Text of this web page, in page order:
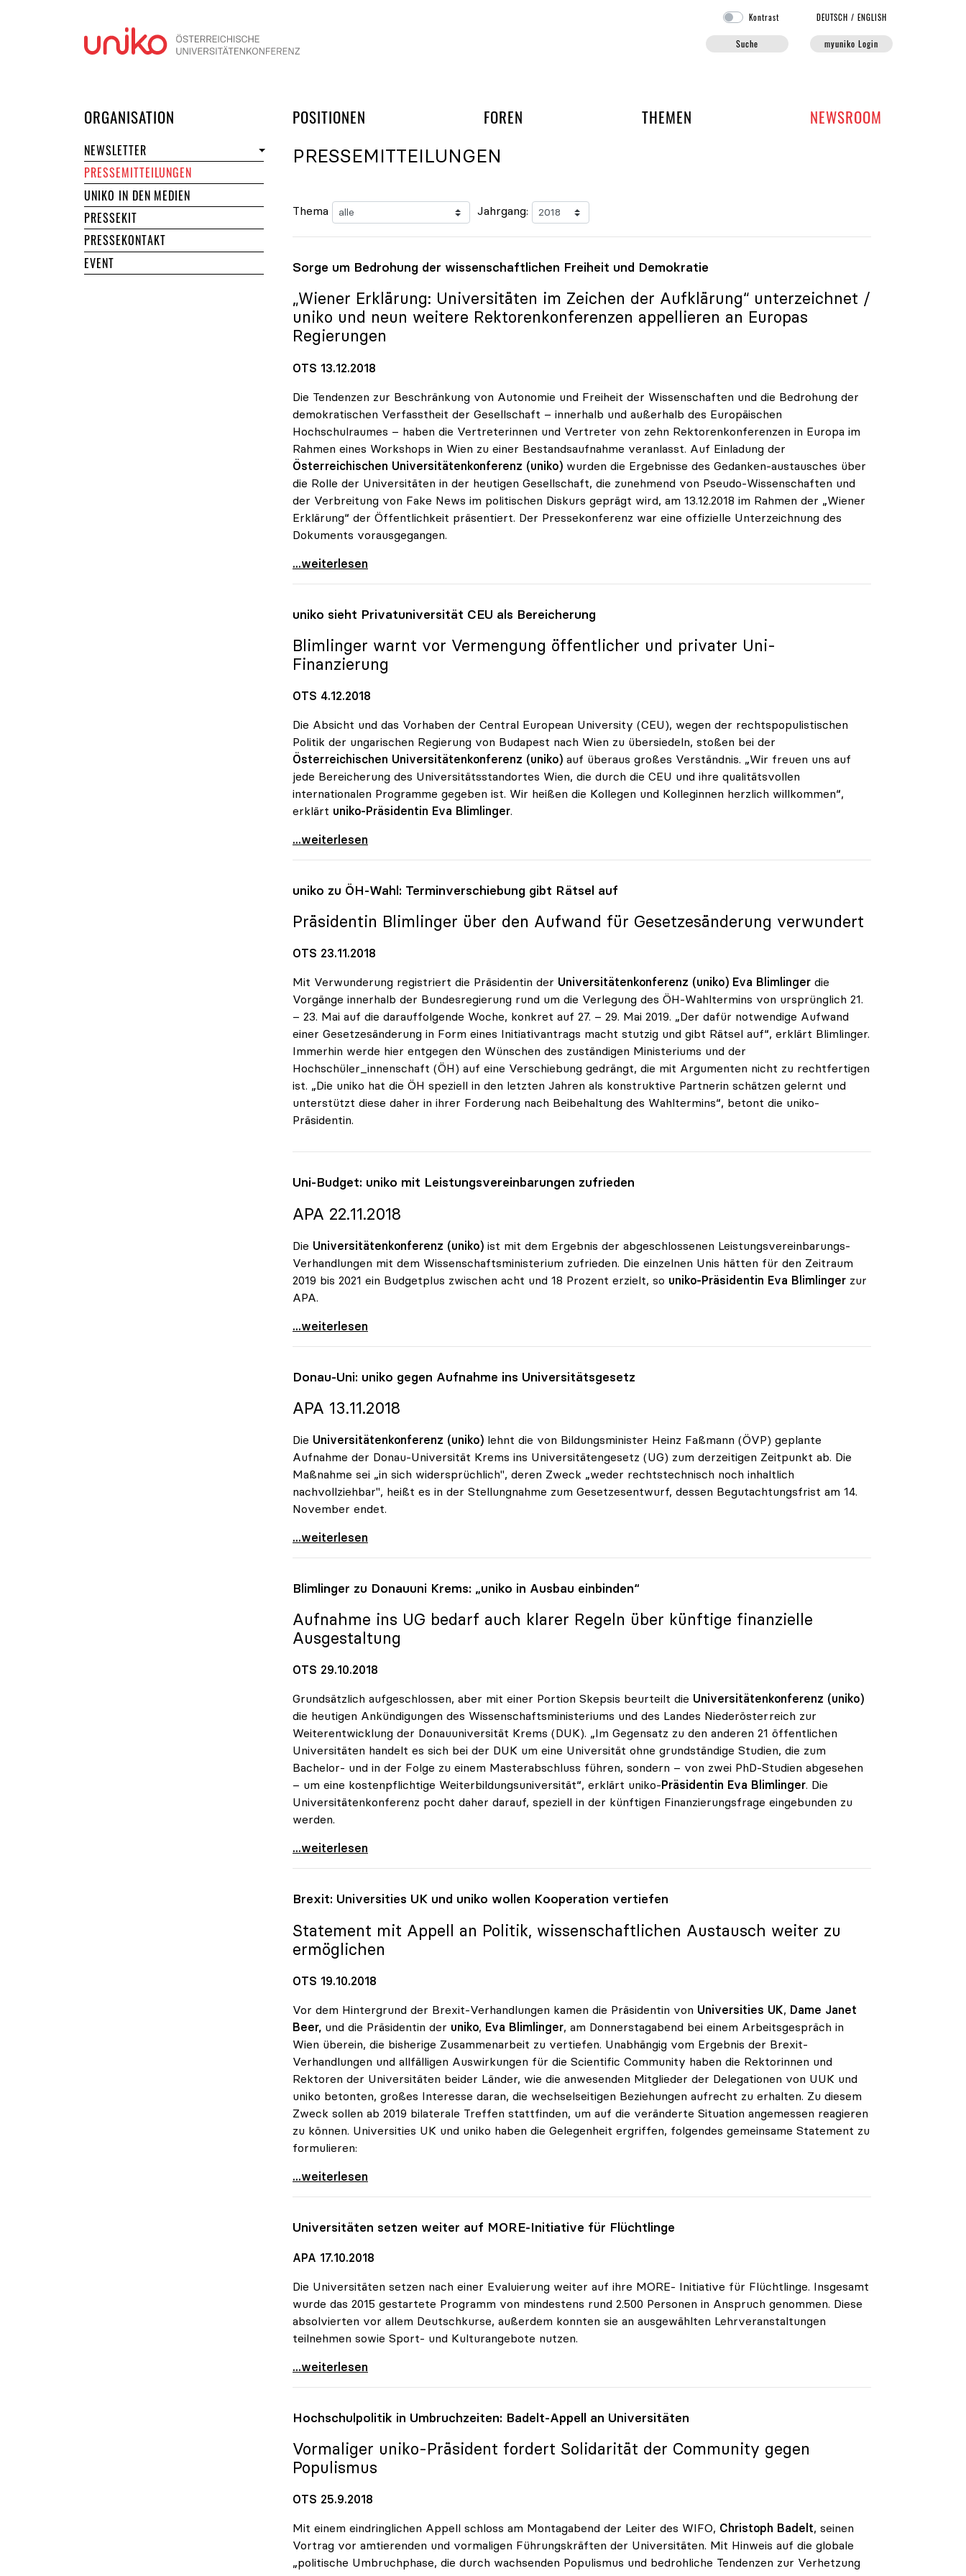
Kontrast DEUTSCH /ENGLISH
Suche myuniko Login
ORGANISATION POSITIONEN FOREN UND ARBEITSGRUPPEN DER UNIKO
THEMEN NEWSROOM
NEWSLETTER
PRESSEMITTEILUNGEN
UNIKO IN DEN MEDIEN
PRESSEKIT
PRESSEKONTAKT
EVENT
PRESSEMITTEILUNGEN
Thema Jahrgang:
Sorge um Bedrohung der wissenschaftlichen Freiheit und Demokratie
„Wiener Erklärung: Universitäten im Zeichen der Aufklärung“ unterzeichnet /
uniko und neun weitere Rektorenkonferenzen appellieren an Europas
Regierungen
OTS 13.12.2018
Die Tendenzen zur Beschränkung von Autonomie und Freiheit der Wissenschaften und die Bedrohung der
demokratischen Verfasstheit der Gesellschaft – innerhalb und außerhalb des Europäischen
Hochschulraumes – haben die Vertreterinnen und Vertreter von zehn Rektorenkonferenzen in Europa im
Rahmen eines Workshops in Wien zu einer Bestandsaufnahme veranlasst. Auf Einladung der
Österreichischen Universitätenkonferenz (uniko) wurden die Ergebnisse des Gedanken-austausches über
die Rolle der Universitäten in der heutigen Gesellschaft, die zunehmend von Pseudo-Wissenschaften und
der Verbreitung von Fake News im politischen Diskurs geprägt wird, am 13.12.2018 im Rahmen der „Wiener
Erklärung“ der Öffentlichkeit präsentiert. Der Pressekonferenz war eine offizielle Unterzeichnung des
Dokuments vorausgegangen.
Sorge um Bedrohung der wissenschaftlichen Freiheit
...weiterlesen
uniko sieht Privatuniversität CEU als Bereicherung
Blimlinger warnt vor Vermengung öffentlicher und privater Uni-
Finanzierung
OTS 4.12.2018
Die Absicht und das Vorhaben der Central European University (CEU), wegen der rechtspopulistischen
Politik der ungarischen Regierung von Budapest nach Wien zu übersiedeln, stoßen bei der
Österreichischen Universitätenkonferenz (uniko) auf überaus großes Verständnis. „Wir freuen uns auf
jede Bereicherung des Universitätsstandortes Wien, die durch die CEU und ihre qualitätsvollen
internationalen Programme gegeben ist. Wir heißen die Kollegen und Kolleginnen herzlich willkommen“,
erklärt uniko-Präsidentin Eva Blimlinger.
uniko sieht Privatuniversität CEU als Bereicherung
...weiterlesen
uniko zu ÖH-Wahl: Terminverschiebung gibt Rätsel auf
Präsidentin Blimlinger über den Aufwand für Gesetzesänderung verwundert
OTS 23.11.2018
Mit Verwunderung registriert die Präsidentin der Universitätenkonferenz (uniko) Eva Blimlinger die
Vorgänge innerhalb der Bundesregierung rund um die Verlegung des ÖH-Wahltermins von ursprünglich 21.
– 23. Mai auf die darauffolgende Woche, konkret auf 27. – 29. Mai 2019. „Der dafür notwendige Aufwand
einer Gesetzesänderung in Form eines Initiativantrags macht stutzig und gibt Rätsel auf“, erklärt Blimlinger.
Immerhin werde hier entgegen den Wünschen des zuständigen Ministeriums und der
Hochschüler_innenschaft (ÖH) auf eine Verschiebung gedrängt, die mit Argumenten nicht zu rechtfertigen
ist. „Die uniko hat die ÖH speziell in den letzten Jahren als konstruktive Partnerin schätzen gelernt und
unterstützt diese daher in ihrer Forderung nach Beibehaltung des Wahltermins“, betont die uniko-
Präsidentin.
Uni-Budget: uniko mit Leistungsvereinbarungen zufrieden
APA 22.11.2018
Die Universitätenkonferenz (uniko) ist mit dem Ergebnis der abgeschlossenen Leistungsvereinbarungs-
Verhandlungen mit dem Wissenschaftsministerium zufrieden. Die einzelnen Unis hätten für den Zeitraum
2019 bis 2021 ein Budgetplus zwischen acht und 18 Prozent erzielt, so uniko-Präsidentin Eva Blimlinger zur
APA.
Uni-Budget: uniko mit Leistungsvereinbarungen
...weiterlesen
Donau-Uni: uniko gegen Aufnahme ins Universitätsgesetz
APA 13.11.2018
Die Universitätenkonferenz (uniko) lehnt die von Bildungsminister Heinz Faßmann (ÖVP) geplante
Aufnahme der Donau-Universität Krems ins Universitätengesetz (UG) zum derzeitigen Zeitpunkt ab. Die
Maßnahme sei „in sich widersprüchlich", deren Zweck „weder rechtstechnisch noch inhaltlich
nachvollziehbar", heißt es in der Stellungnahme zum Gesetzesentwurf, dessen Begutachtungsfrist am 14.
November endet.
Donau-Uni: uniko gegen Aufnahme ins
...weiterlesen
Blimlinger zu Donauuni Krems: „uniko in Ausbau einbinden“
Aufnahme ins UG bedarf auch klarer Regeln über künftige finanzielle
Ausgestaltung
OTS 29.10.2018
Grundsätzlich aufgeschlossen, aber mit einer Portion Skepsis beurteilt die Universitätenkonferenz (uniko)
die heutigen Ankündigungen des Wissenschaftsministeriums und des Landes Niederösterreich zur
Weiterentwicklung der Donauuniversität Krems (DUK). „Im Gegensatz zu den anderen 21 öffentlichen
Universitäten handelt es sich bei der DUK um eine Universität ohne grundständige Studien, die zum
Bachelor- und in der Folge zu einem Masterabschluss führen, sondern – von zwei PhD-Studien abgesehen
– um eine kostenpflichtige Weiterbildungsuniversität“, erklärt uniko-Präsidentin Eva Blimlinger. Die
Universitätenkonferenz pocht daher darauf, speziell in der künftigen Finanzierungsfrage eingebunden zu
werden.
Blimlinger zu Donauuni Krems: „uniko in Ausbau
...weiterlesen
Brexit: Universities UK und uniko wollen Kooperation vertiefen
Statement mit Appell an Politik, wissenschaftlichen Austausch weiter zu
ermöglichen
OTS 19.10.2018
Vor dem Hintergrund der Brexit-Verhandlungen kamen die Präsidentin von Universities UK, Dame Janet
Beer, und die Präsidentin der uniko, Eva Blimlinger, am Donnerstagabend bei einem Arbeitsgespräch in
Wien überein, die bisherige Zusammenarbeit zu vertiefen. Unabhängig vom Ergebnis der Brexit-
Verhandlungen und allfälligen Auswirkungen für die Scientific Community haben die Rektorinnen und
Rektoren der Universitäten beider Länder, wie die anwesenden Mitglieder der Delegationen von UUK und
uniko betonten, großes Interesse daran, die wechselseitigen Beziehungen aufrecht zu erhalten. Zu diesem
Zweck sollen ab 2019 bilaterale Treffen stattfinden, um auf die veränderte Situation angemessen reagieren
zu können. Universities UK und uniko haben die Gelegenheit ergriffen, folgendes gemeinsame Statement zu
formulieren:
Brexit: Universities UK und uniko wollen
...weiterlesen
Universitäten setzen weiter auf MORE-Initiative für Flüchtlinge
APA 17.10.2018
Die Universitäten setzen nach einer Evaluierung weiter auf ihre MORE- Initiative für Flüchtlinge. Insgesamt
wurde das 2015 gestartete Programm von mindestens rund 2.500 Personen in Anspruch genommen. Diese
absolvierten vor allem Deutschkurse, außerdem konnten sie an ausgewählten Lehrveranstaltungen
teilnehmen sowie Sport- und Kulturangebote nutzen.
Universitäten setzen weiter auf MORE-Initiative
...weiterlesen
Hochschulpolitik in Umbruchzeiten: Badelt-Appell an Universitäten
Vormaliger uniko-Präsident fordert Solidarität der Community gegen
Populismus
OTS 25.9.2018
Mit einem eindringlichen Appell schloss am Montagabend der Leiter des WIFO, Christoph Badelt, seinen
Vortrag vor amtierenden und vormaligen Führungskräften der Universitäten. Mit Hinweis auf die globale
„politische Umbruchphase, die durch wachsenden Populismus und bedrohliche Tendenzen zur Verhetzung